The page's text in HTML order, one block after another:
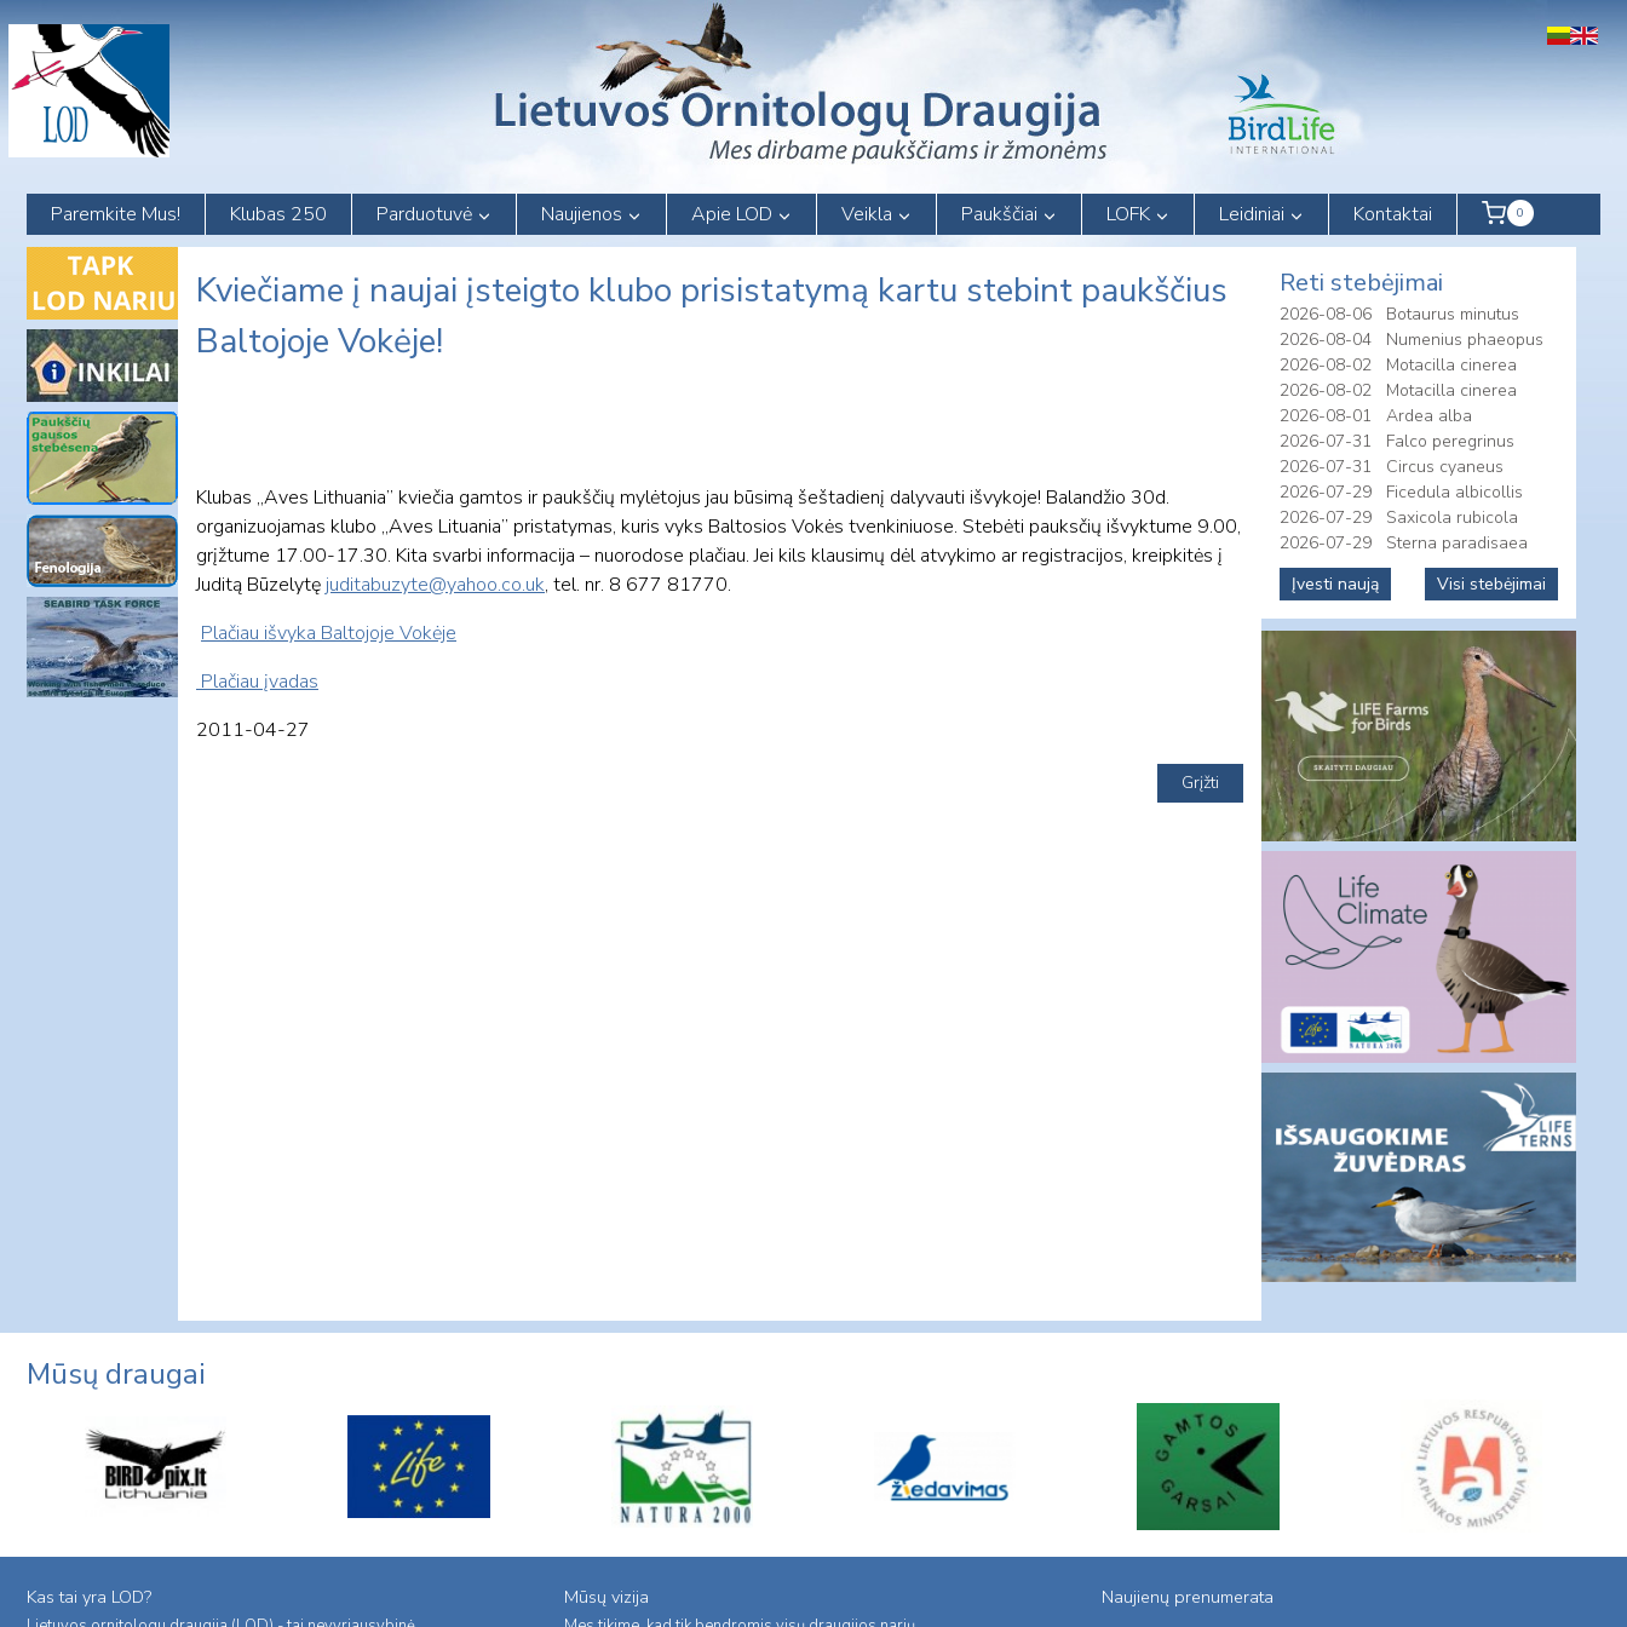
content
Paremkite Mus! Klubas 250 Parduotuvė Naujienos Apie LOD Veikla Paukščiai LOFK Leidiniai Kontaktai 0
Kviečiame į naujai įsteigto klubo prisistatymą kartu stebint paukščius
Baltojoje Vokėje!
Klubas „Aves Lithuania” kviečia gamtos ir paukščių mylėtojus jau būsimą šeštadienį dalyvauti išvykoje! Balandžio 30d.
organizuojamas klubo „Aves Lituania” pristatymas, kuris vyks Baltosios Vokės tvenkiniuose. Stebėti pauksčių išvyktume 9.00,
grįžtume 17.00-17.30. Kita svarbi informacija – nuorodose plačiau. Jei kils klausimų dėl atvykimo ar registracijos, kreipkitės į
Juditą Būzelytę juditabuzyte@yahoo.co.uk, tel. nr. 8 677 81770.
Plačiau išvyka Baltojoje Vokėje
Plačiau įvadas
2011-04-27
Reti stebėjimai
2026-08-06
Botaurus minutus
2026-08-04
Numenius phaeopus
2026-08-02
Motacilla cinerea
2026-08-02
Motacilla cinerea
2026-08-01
Ardea alba
2026-07-31
Falco peregrinus
2026-07-31
Circus cyaneus
2026-07-29
Ficedula albicollis
2026-07-29
Saxicola rubicola
2026-07-29
Sterna paradisaea
Įvesti naują
Visi stebėjimai
Mūsų draugai
Kas tai yra LOD? Mūsų vizija Naujienų prenumerata